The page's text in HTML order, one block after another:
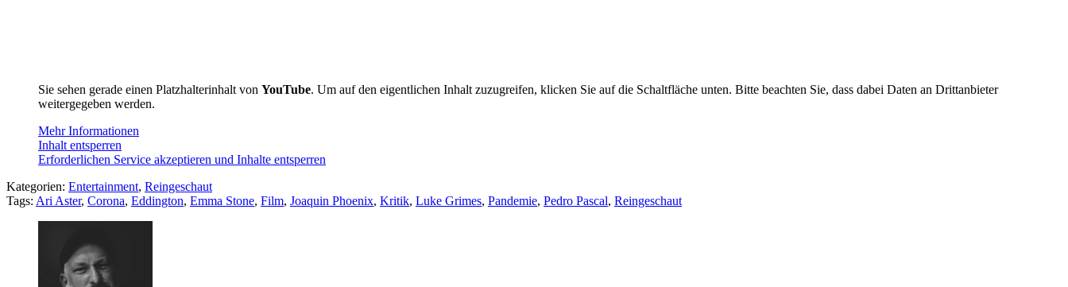
Sie sehen gerade einen Platzhalterinhalt von YouTube. Um auf den eigentlichen Inhalt zuzugreifen, klicken Sie auf die Schaltfläche unten. Bitte beachten Sie, dass dabei Daten an Drittanbieter
weitergegeben werden.
Mehr Informationen
Inhalt entsperren
Erforderlichen Service akzeptieren und Inhalte entsperren
Kategorien: Entertainment, Reingeschaut
Tags: Ari Aster, Corona, Eddington, Emma Stone, Film, Joaquin Phoenix, Kritik, Luke Grimes, Pandemie, Pedro Pascal, Reingeschaut